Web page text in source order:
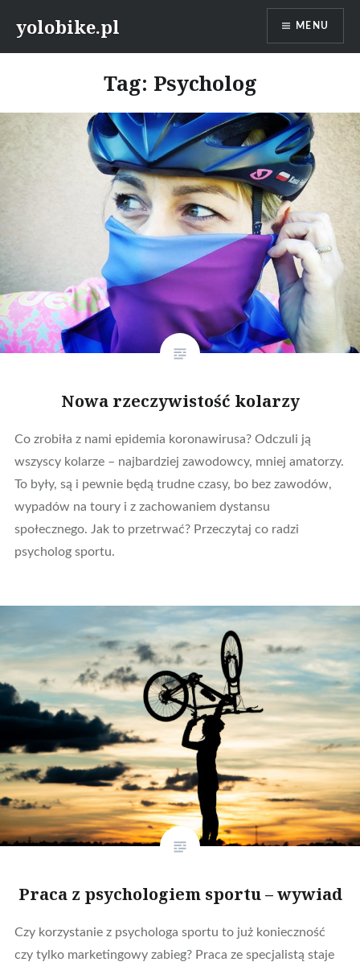
yolobike.pl MENU
Tag: Psycholog
Nowa rzeczywistość kolarzy
Co zrobiła z nami epidemia koronawirusa? Odczuli ją
wszyscy kolarze – najbardziej zawodowcy, mniej amatorzy.
To były, są i pewnie będą trudne czasy, bo bez zawodów,
wypadów na toury i z zachowaniem dystansu
społecznego. Jak to przetrwać? Przeczytaj co radzi
psycholog sportu.
Praca z psychologiem sportu – wywiad
Czy korzystanie z psychologa sportu to już konieczność
czy tylko marketingowy zabieg? Praca ze specjalistą staje